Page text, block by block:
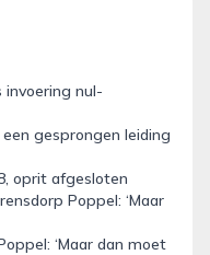
invoering nul-
gesprongen leiding
oprit afgesloten
Poppel: ‘Maar
‘Maar dan moet